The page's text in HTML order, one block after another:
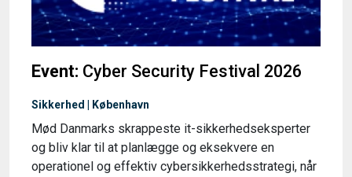
Event: Cyber Security Festival 2026
Sikkerhed | København
Mød Danmarks skrappeste it-sikkerhedseksperter
og bliv klar til at planlægge og eksekvere en
operationel og effektiv cybersikkerhedsstrategi, når